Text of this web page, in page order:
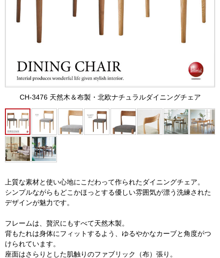
CH-3476 天然木＆布製・北欧ナチュラルダイニングチェア
上質な素材と使い心地にこだわって作られたダイニングチェア。
シンプルながらもどこかほっとする優しい雰囲気が漂う洗練された
デザインが魅力です。
フレームは、贅沢にもすべて天然木製。
背もたれは身体にフィットするよう、ゆるやかなカーブと角度がつ
けられています。
座面はさらりとした肌触りのファブリック（布）張り。